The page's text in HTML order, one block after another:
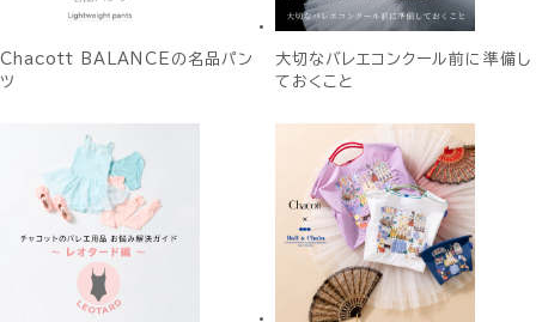
Chacott BALANCEの名品パン
ツ
大切なバレエコンクール前に準備し
ておくこと